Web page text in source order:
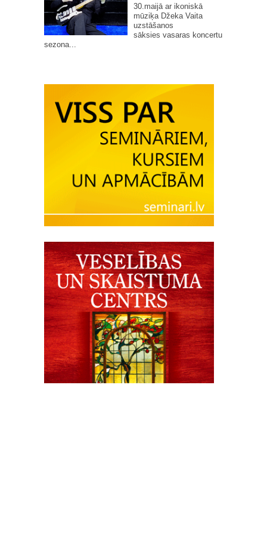
30.maijā ar ikoniskā
mūziķa Džeka Vaita
uzstāšanos
sāksies vasaras koncertu
sezona...